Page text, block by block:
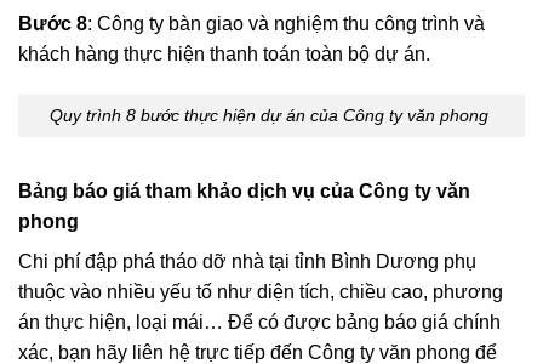
Bước 8: Công ty bàn giao và nghiệm thu công trình và
khách hàng thực hiện thanh toán toàn bộ dự án.
Quy trình 8 bước thực hiện dự án của Công ty văn phong
Bảng báo giá tham khảo dịch vụ của Công ty văn
phong
Chi phí đập phá tháo dỡ nhà tại tỉnh Bình Dương phụ
thuộc vào nhiều yếu tố như diện tích, chiều cao, phương
án thực hiện, loại mái… Để có được bảng báo giá chính
xác, bạn hãy liên hệ trực tiếp đến Công ty văn phong để